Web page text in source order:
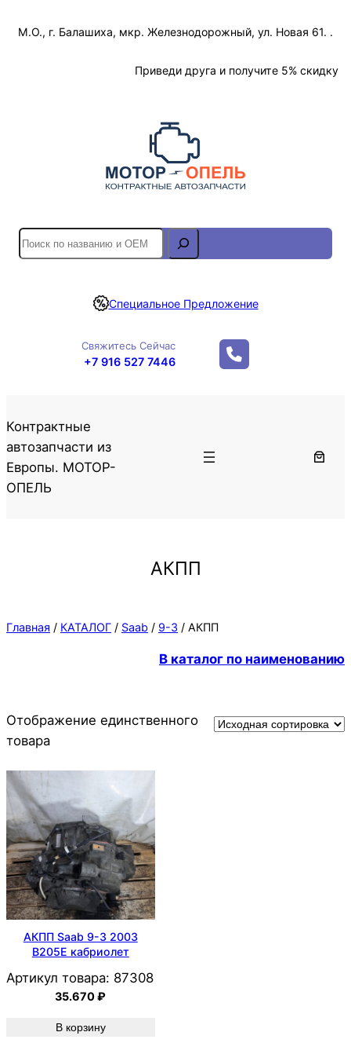
М.О., г. Балашиха, мкр. Железнодорожный, ул. Новая 61. .
Приведи друга и получите 5% скидку
S
e
r
Специальное Предложение
Свяжитесь Сейчас
+7 916 527 7446
Контрактные
автозапчасти из
Европы. МОТОР-
ОПЕЛЬ
АКПП
Главная / КАТАЛОГ / Saab / 9-3 / АКПП
В каталог по наименованию
Отображение единственного
товара
АКПП Saab 9-3 2003
B205E кабриолет
Артикул товара: 87308
35.670₽
В корзину